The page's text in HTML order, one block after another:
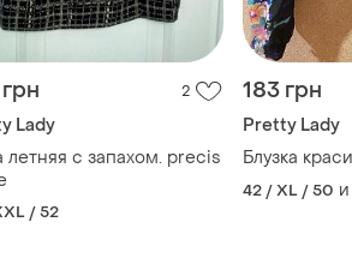
2
Lady
летняя с запахом. precis
/ 52
183 грн
Pretty Lady
Блузка
42 / XL / 50